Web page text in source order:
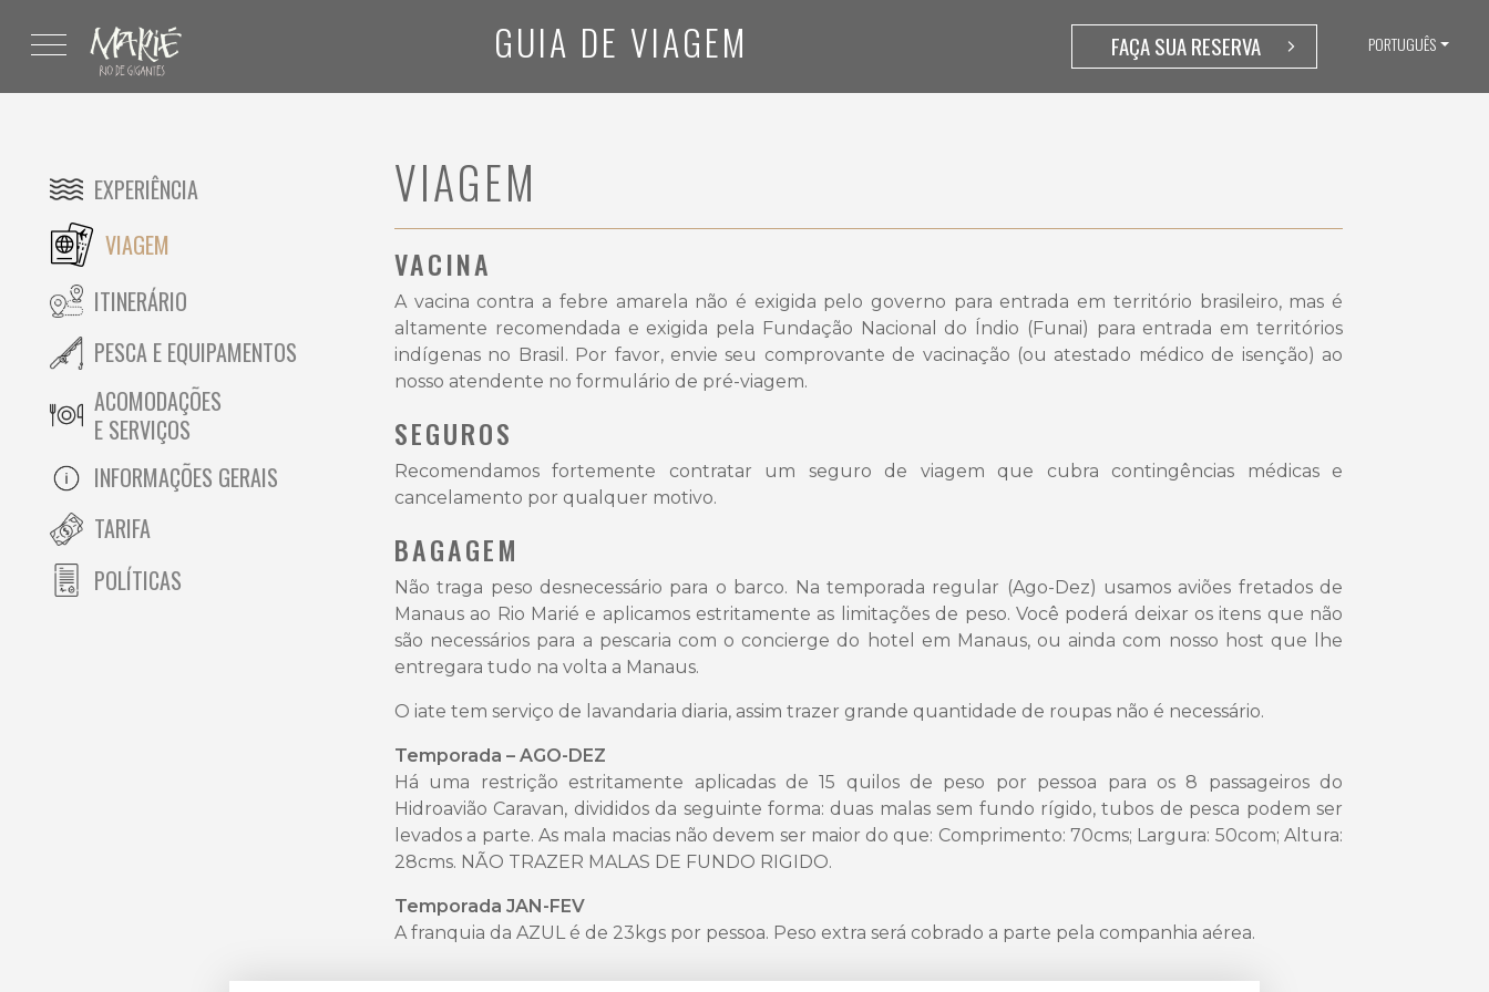
GUIA DE VIAGEM FAÇA SUA RESERVA PORTUGUÊS
EXPERIÊNCIA
VIAGEM
ITINERÁRIO
PESCA E EQUIPAMENTOS
ACOMODAÇÕES
E SERVIÇOS
INFORMAÇÕES GERAIS
TARIFA
POLÍTICAS
VIAGEM
VACINA
A vacina contra a febre amarela não é exigida pelo governo para entrada em território brasileiro, mas é
altamente recomendada e exigida pela Fundação Nacional do Índio (Funai) para entrada em territórios
indígenas no Brasil. Por favor, envie seu comprovante de vacinação (ou atestado médico de isenção) ao
nosso atendente no formulário de pré-viagem.
SEGUROS
Recomendamos fortemente contratar um seguro de viagem que cubra contingências médicas e
cancelamento por qualquer motivo.
BAGAGEM
Não traga peso desnecessário para o barco. Na temporada regular (Ago-Dez) usamos aviões fretados de
Manaus ao Rio Marié e aplicamos estritamente as limitações de peso. Você poderá deixar os itens que não
são necessários para a pescaria com o concierge do hotel em Manaus, ou ainda com nosso host que lhe
entregara tudo na volta a Manaus.
O iate tem serviço de lavandaria diaria, assim trazer grande quantidade de roupas não é necessário.
Temporada – AGO-DEZ
Há uma restrição estritamente aplicadas de 15 quilos de peso por pessoa para os 8 passageiros do
Hidroavião Caravan, divididos da seguinte forma: duas malas sem fundo rígido, tubos de pesca podem ser
levados a parte. As mala macias não devem ser maior do que: Comprimento: 70cms; Largura: 50com; Altura:
28cms. NÃO TRAZER MALAS DE FUNDO RIGIDO.
Temporada JAN-FEV
A franquia da AZUL é de 23kgs por pessoa. Peso extra será cobrado a parte pela companhia aérea.